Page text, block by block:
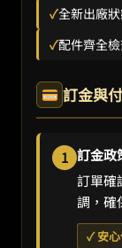
✓全新出廠
✓配件齊全
訂金與
1 訂金政
訂單確
調，確
✓ 安